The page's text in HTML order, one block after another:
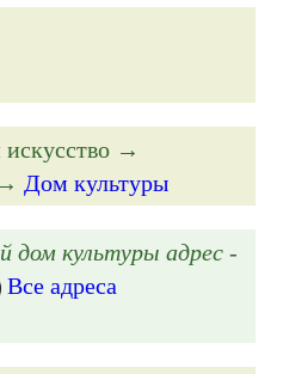
искусство →
Дом культуры
дом культуры адрес -
Все адреса